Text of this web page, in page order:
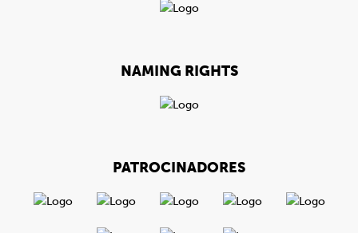
NAMING RIGHTS
PATROCINADORES